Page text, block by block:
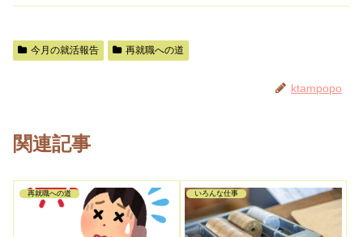
今月の就活報告 再就職への道
ktampopo
関連記事
再就職への道 いろんな仕事